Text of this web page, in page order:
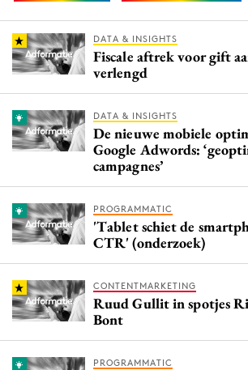
Reputatie & crisis
DATA & INSIGHTS
Fiscale aftrek voor gift
verlengd
DATA & INSIGHTS
De nieuwe mobiele
Google Adwords:
campagnes’
PROGRAMMATIC
'Tablet schiet de
CTR' (onderzoek)
CONTENTMARKETING
Ruud Gullit in spotjes
Bont
PROGRAMMATIC